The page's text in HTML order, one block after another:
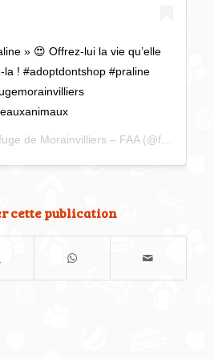
» 😍 Offrez-lui la vie qu’elle
la ! #adoptdontshop #praline
de Morainvilliers – FAA(@faa_refuge_morainvilliers) on
cette publication